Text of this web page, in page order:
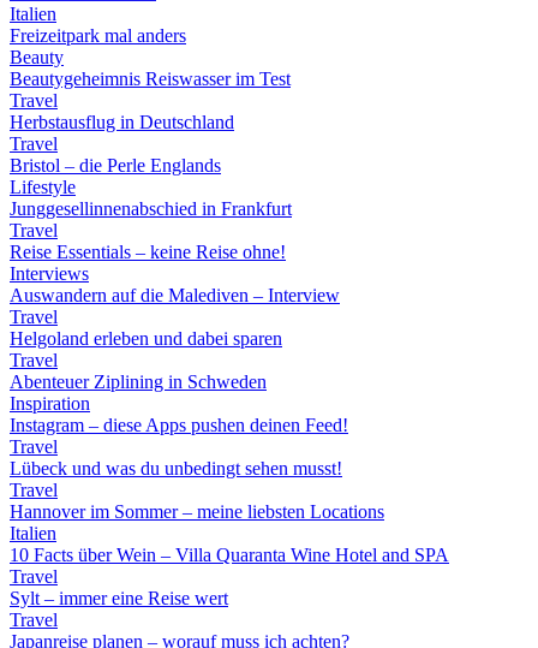
Italien
Freizeitpark mal anders
Beauty
Beautygeheimnis Reiswasser im Test
Travel
Herbstausflug in Deutschland
Travel
Bristol – die Perle Englands
Lifestyle
Junggesellinnenabschied in Frankfurt
Travel
Reise Essentials – keine Reise ohne!
Interviews
Auswandern auf die Malediven – Interview
Travel
Helgoland erleben und dabei sparen
Travel
Abenteuer Ziplining in Schweden
Inspiration
Instagram – diese Apps pushen deinen Feed!
Travel
Lübeck und was du unbedingt sehen musst!
Travel
Hannover im Sommer – meine liebsten Locations
Italien
10 Facts über Wein – Villa Quaranta Wine Hotel and SPA
Travel
Sylt – immer eine Reise wert
Travel
Japanreise planen – worauf muss ich achten?